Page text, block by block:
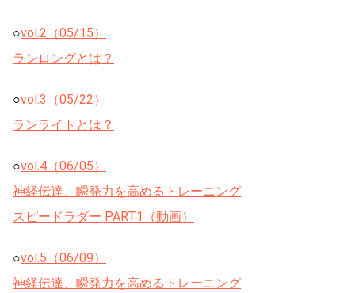
○vol.2（05/15）
ランロングとは？
○vol.3（05/22）
ランライトとは？
○vol.4（06/05）
神経伝達、瞬発力を高めるトレーニング
スピードラダー PART1（動画）
○vol.5（06/09）
神経伝達、瞬発力を高めるトレーニング